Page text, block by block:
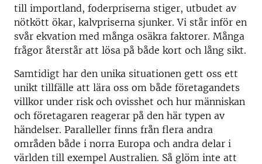
till importland, foderpriserna stiger, utbudet av
nötkött ökar, kalvpriserna sjunker. Vi står inför en
svår ekvation med många osäkra faktorer. Många
frågor återstår att lösa på både kort och lång sikt.
Samtidigt har den unika situationen gett oss ett
unikt tillfälle att lära oss om både företagandets
villkor under risk och ovisshet och hur människan
och företagaren reagerar på den här typen av
händelser. Paralleller finns från flera andra
områden både i norra Europa och andra delar i
världen till exempel Australien. Så glöm inte att